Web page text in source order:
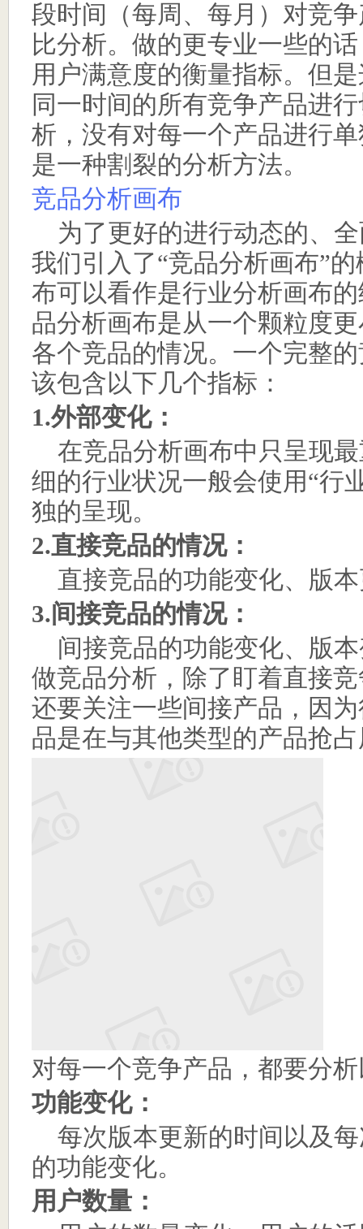
段时间（每周、每月）对竞
比分析。做的更专业一些的
用户满意度的衡量指标。但
同一时间的所有竞争产品进
析，没有对每一个产品进行
是一种割裂的分析方法。
竞品分析画布
为了更好的进行动态的、
我们引入了“竞品分析画布”的
布可以看作是行业分析画布
品分析画布是从一个颗粒度
各个竞品的情况。一个完整
该包含以下几个指标：
1.外部变化：
在竞品分析画布中只呈现
细的行业状况一般会使用“行
独的呈现。
2.直接竞品的情况：
直接竞品的功能变化、版
3. 间接竞品的情况：
间接竞品的功能变化、版
做竞品分析，除了盯着直接
还要关注一些间接产品，因
品是在与其他类型的产品抢
对每一个竞争产品，都要分
功能变化：
每次版本更新的时间以及
的功能变化。
用户数量：